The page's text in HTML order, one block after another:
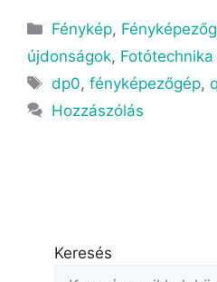
Fénykép,
újdonságok, Fotótechnika
dp0,fényképezőgép,
Hozzászólás
Keresés